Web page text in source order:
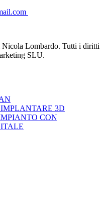
Lombardo. Tutti i diritti
SLU.
3D
CON